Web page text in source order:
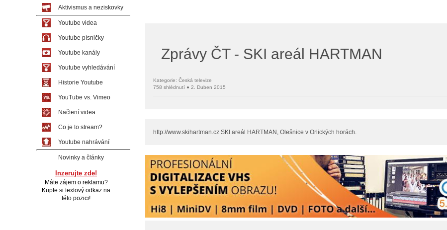
Zprávy ČT - SKI areál HARTMAN
Kategorie: Česká televize
758 shlédnutí ● 2. Duben 2015
http://www.skihartman.cz SKI areál HARTMAN, Olešnice v Orlických horách.
Aktivismus a neziskovky
Youtube videa
Youtube písničky
Youtube kanály
Youtube vyhledávání
Historie Youtube
YouTube vs. Vimeo
Načtení videa
Co je to stream?
Youtube nahrávání
Novinky a články
Inzerujte zde!
Máte zájem o reklamu?
Kupte si textový odkaz na
této pozici!